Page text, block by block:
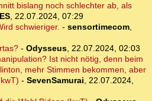
bislang noch schlechter ab, als
, 22.07.2024, 07:29
schwieriger. - sensortimecom,
- Odysseus, 22.07.2024, 02:03
Ist nicht nötig, denn beim
mehr Stimmen bekommen, aber
- SevenSamurai, 22.07.2024,